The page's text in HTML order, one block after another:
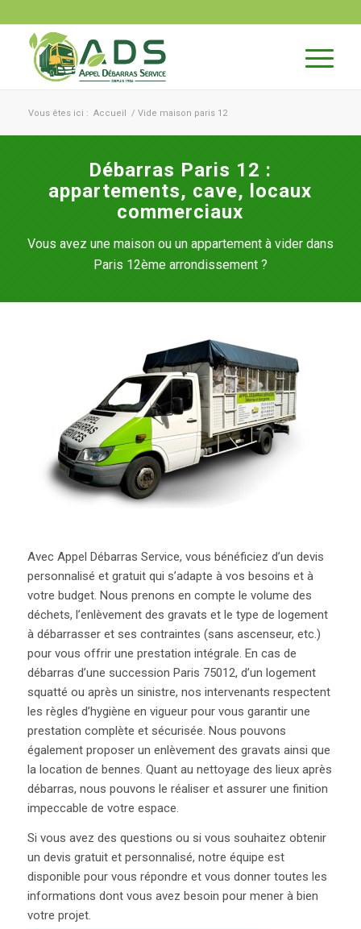
Vous êtes ici : Accueil / Vide maison paris 12
Débarras Paris 12 :
appartements, cave, locaux
commerciaux
Vous avez une maison ou un appartement à vider dans
Paris 12ème arrondissement ?
Avec Appel Débarras Service, vous bénéficiez d’un devis
personnalisé et gratuit qui s’adapte à vos besoins et à
votre budget. Nous prenons en compte le volume des
déchets, l’enlèvement des gravats et le type de logement
à débarrasser et ses contraintes (sans ascenseur, etc.)
pour vous offrir une prestation intégrale. En cas de
débarras d’une succession Paris 75012, d’un logement
squatté ou après un sinistre, nos intervenants respectent
les règles d’hygiène en vigueur pour vous garantir une
prestation complète et sécurisée. Nous pouvons
également proposer un enlèvement des gravats ainsi que
la location de bennes. Quant au nettoyage des lieux après
débarras, nous pouvons le réaliser et assurer une finition
impeccable de votre espace.
Si vous avez des questions ou si vous souhaitez obtenir
un devis gratuit et personnalisé, notre équipe est
disponible pour vous répondre et vous donner toutes les
informations dont vous avez besoin pour mener à bien
votre projet.